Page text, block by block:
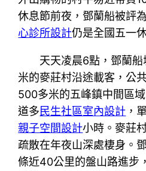
休息節前夜，鄧蘭船被評
心診所設計仍是全國五一
天天凌晨6點，鄧蘭
米的麥莊村沿途載客，公
500多米的五峰鎮中間區
道多民生社區室內設計 ，
親子空間設計小時。麥莊
疏散在年夜山深處棲身。
條近40公里的盤山路進步